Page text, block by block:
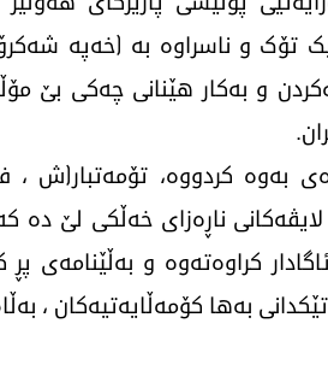
تۆک و ناسراوە بە (خەپە
و بەکار هێنانی چەکی بێ
بەوە کردووە،
ناڕەزای خەڵکی لێ دە
کراوەتەوە و بەڵێنامەی
بەها کۆمەڵایەتیەکان ،